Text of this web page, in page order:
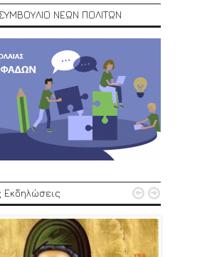
ΝΕΩΝ ΠΟΛΙΤΩΝ
Εκδηλώσεις  